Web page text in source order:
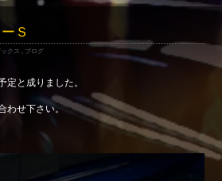
Ｓ
クス , ブログ
定と成りました。
わせ下さい。